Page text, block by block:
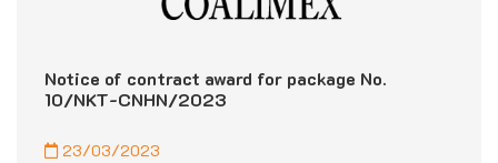
Notice of contract award for package No.
10/NKT-CNHN/2023
23/03/2023